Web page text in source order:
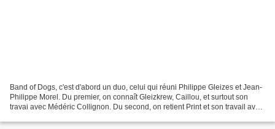
Band of Dogs, c'est d'abord un duo, celui qui réuni Philippe Gleizes et Jean-
Philippe Morel. Du premier, on connaît Gleizkrew, Caillou, et surtout son
travai avec Médéric Collignon. Du second, on retient Print et son travail avec